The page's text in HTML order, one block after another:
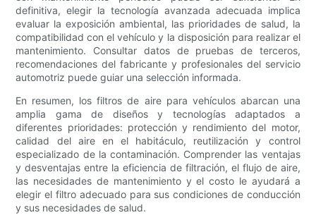
definitiva, elegir la tecnología avanzada adecuada implica
evaluar la exposición ambiental, las prioridades de salud, la
compatibilidad con el vehículo y la disposición para realizar el
mantenimiento. Consultar datos de pruebas de terceros,
recomendaciones del fabricante y profesionales del servicio
automotriz puede guiar una selección informada.
En resumen, los filtros de aire para vehículos abarcan una
amplia gama de diseños y tecnologías adaptados a
diferentes prioridades: protección y rendimiento del motor,
calidad del aire en el habitáculo, reutilización y control
especializado de la contaminación. Comprender las ventajas
y desventajas entre la eficiencia de filtración, el flujo de aire,
las necesidades de mantenimiento y el costo le ayudará a
elegir el filtro adecuado para sus condiciones de conducción
y sus necesidades de salud.